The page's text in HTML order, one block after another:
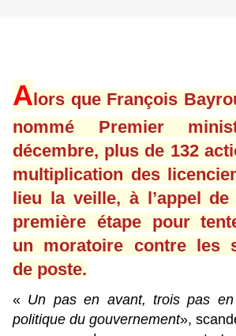
Alors que François
nommé Premier
décembre, plus de 132
multiplication des
lieu la veille, à l’appel de
première étape pour
un moratoire contre les
de poste.
« Un pas en avant, trois pas en
politique du gouvernement»,